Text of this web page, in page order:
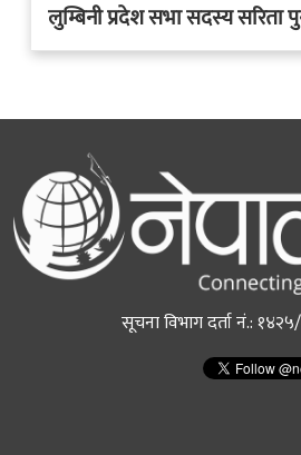
लुम्बिनी प्रदेश सभा सदस्य सरिता
सूचना विभाग दर्ता नं.: